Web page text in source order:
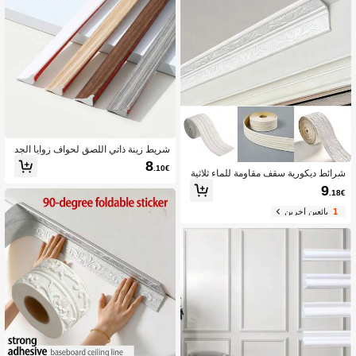
ة الخزائن وإطارات الصور، زاوية السقف
شرائط ديكورية سقف مقاومة للماء ثلاثية
الأبعاد، حافة ديكور جدران المنزل، ملصق
حافة الجدران
9.18€
1بائعين آخرين
شريط زينة ذاتي اللصق لحواف زوايا الجد
ران المنزلية وتجميل زوايا السقف
8.10€